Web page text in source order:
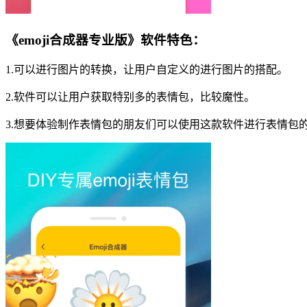
《emoji合成器专业版》软件特色：
1.可以进行图片的转换，让用户自定义的进行图片的搭配。
2.软件可以让用户获取特别多的表情包，比较魔性。
3.想要体验制作表情包的朋友们可以使用这款软件进行表情包